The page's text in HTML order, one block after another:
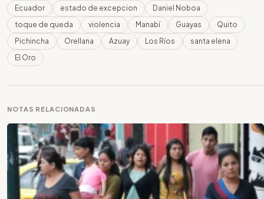
Ecuador estado de excepcion
Daniel Noboa
toque de queda
violencia Manabí Guayas
Quito
Pichincha
Orellana Azuay Los Ríos
santa elena
El Oro
NOTAS RELACIONADAS